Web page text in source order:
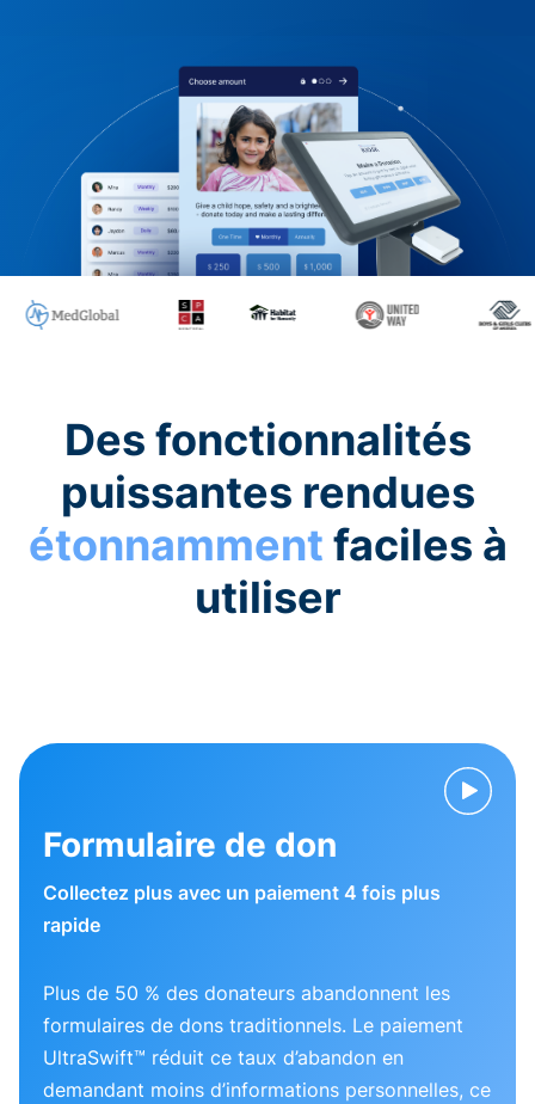
Des fonctionnalités
puissantes rendues
étonnamment faciles à
utiliser
Formulaire de don
Collectez plus avec un paiement 4 fois plus
rapide
Plus de 50 % des donateurs abandonnent les
formulaires de dons traditionnels. Le paiement
UltraSwift™ réduit ce taux d’abandon en
demandant moins d’informations personnelles, ce